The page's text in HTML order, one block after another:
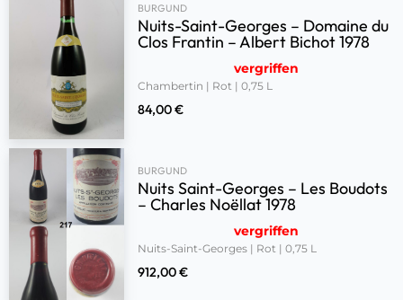
BURGUND
Nuits-Saint-Georges – Domaine du
Clos Frantin – Albert Bichot 1978
vergriffen
Chambertin | Rot | 0,75 L
84,00€
BURGUND
Nuits Saint-Georges – Les Boudots
– Charles Noëllat 1978
vergriffen
Nuits-Saint-Georges | Rot | 0,75 L
912,00€